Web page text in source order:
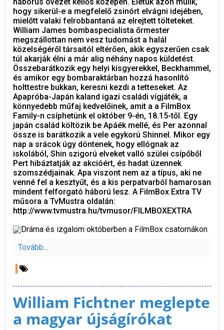
hogy sikerül-e a megfelelő zsinórt elvágni idejében,
mielőtt valaki felrobbantaná az elrejtett tölteteket.
William James bombaspecialista őrmester
megszállottan nem vesz tudomást a halál
közelségéről társaitól eltérően, akik egyszerűen csak
túl akarják élni a már alig néhány napos küldetést.
Összebarátkozik egy helyi kisgyerekkel, Beckhammel,
és amikor egy bombaraktárban hozzá hasonlító
holttestre bukkan, keresni kezdi a tetteseket. Az
Apapróba-Japán kaland igazi családi vígjáték, a
könnyedebb műfaj kedvelőinek, amit a a FilmBox
Family-n csíphetünk el október 9-én, 18.15-től. Egy
japán család költözik be Apáék mellé, és Per azonnal
össze is barátkozik a vele egykorú Shinnel. Mikor egy
nap a srácok úgy döntenek, hogy ellógnak az
iskolából, Shin szigorú elveket valló szülei csípőből
Pert hibáztatják az akcióért, és hadat üzennek
szomszédjainak. Apa viszont nem az a típus, aki ne
venné fel a kesztyűt, és a kis perpatvarból hamarosan
mindent felforgató háború lesz. A FilmBox Extra TV
műsora a TvMustra oldalán:
http://www.tvmustra.hu/tvmusor/FILMBOXEXTRA
Tovább...
William Fichtner meglepte
a magyar újságírókat